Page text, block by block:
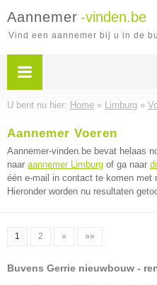
Aannemer -vinden.be
Vind een aannemer bij u in de
U bent nu hier: Home » Limburg »
Aannemer Voeren
Aannemer-vinden.be bevat helaas
naar aannemer Limburg of ga naar
één e-mail in contact te komen met
Hieronder worden nu resultaten
1 2 » »»
Buvens Gerrie nieuwbouw -